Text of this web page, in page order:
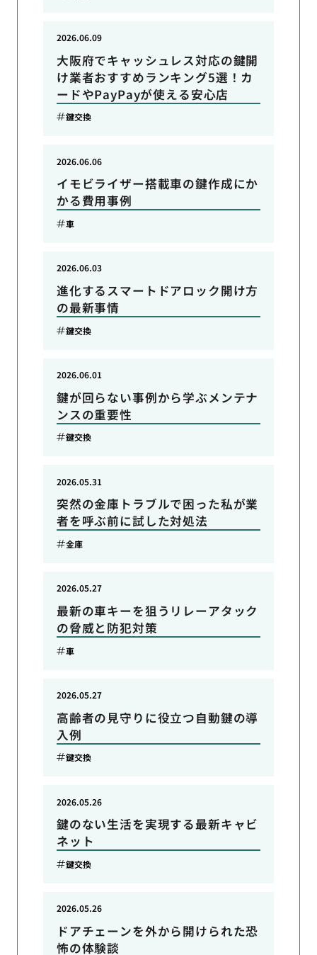
大阪府でキャッシュレス対応の鍵開
け業者おすすめランキング5選！カ
ードやPayPayが使える安心店
2026.06.09
鍵交換
イモビライザー搭載車の鍵作成にか
かる費用事例
2026.06.06
車
進化するスマートドアロック開け方
の最新事情
2026.06.03
鍵交換
鍵が回らない事例から学ぶメンテナ
ンスの重要性
2026.06.01
鍵交換
突然の金庫トラブルで困った私が業
者を呼ぶ前に試した対処法
2026.05.31
金庫
最新の車キーを狙うリレーアタック
の脅威と防犯対策
2026.05.27
車
高齢者の見守りに役立つ自動鍵の導
入例
2026.05.27
鍵交換
鍵のない生活を実現する最新キャビ
ネット
2026.05.26
鍵交換
ドアチェーンを外から開けられた恐
怖の体験談
2026.05.26